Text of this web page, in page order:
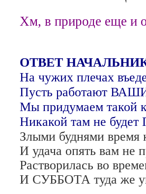
Хм, в природе еще и
ОТВЕТ
На чужих плечах
Пусть работают
Мы придумаем такой
Никакой там не
Злыми буднями время
И удача опять вам не
Растворилась во
И СУББОТА туда же